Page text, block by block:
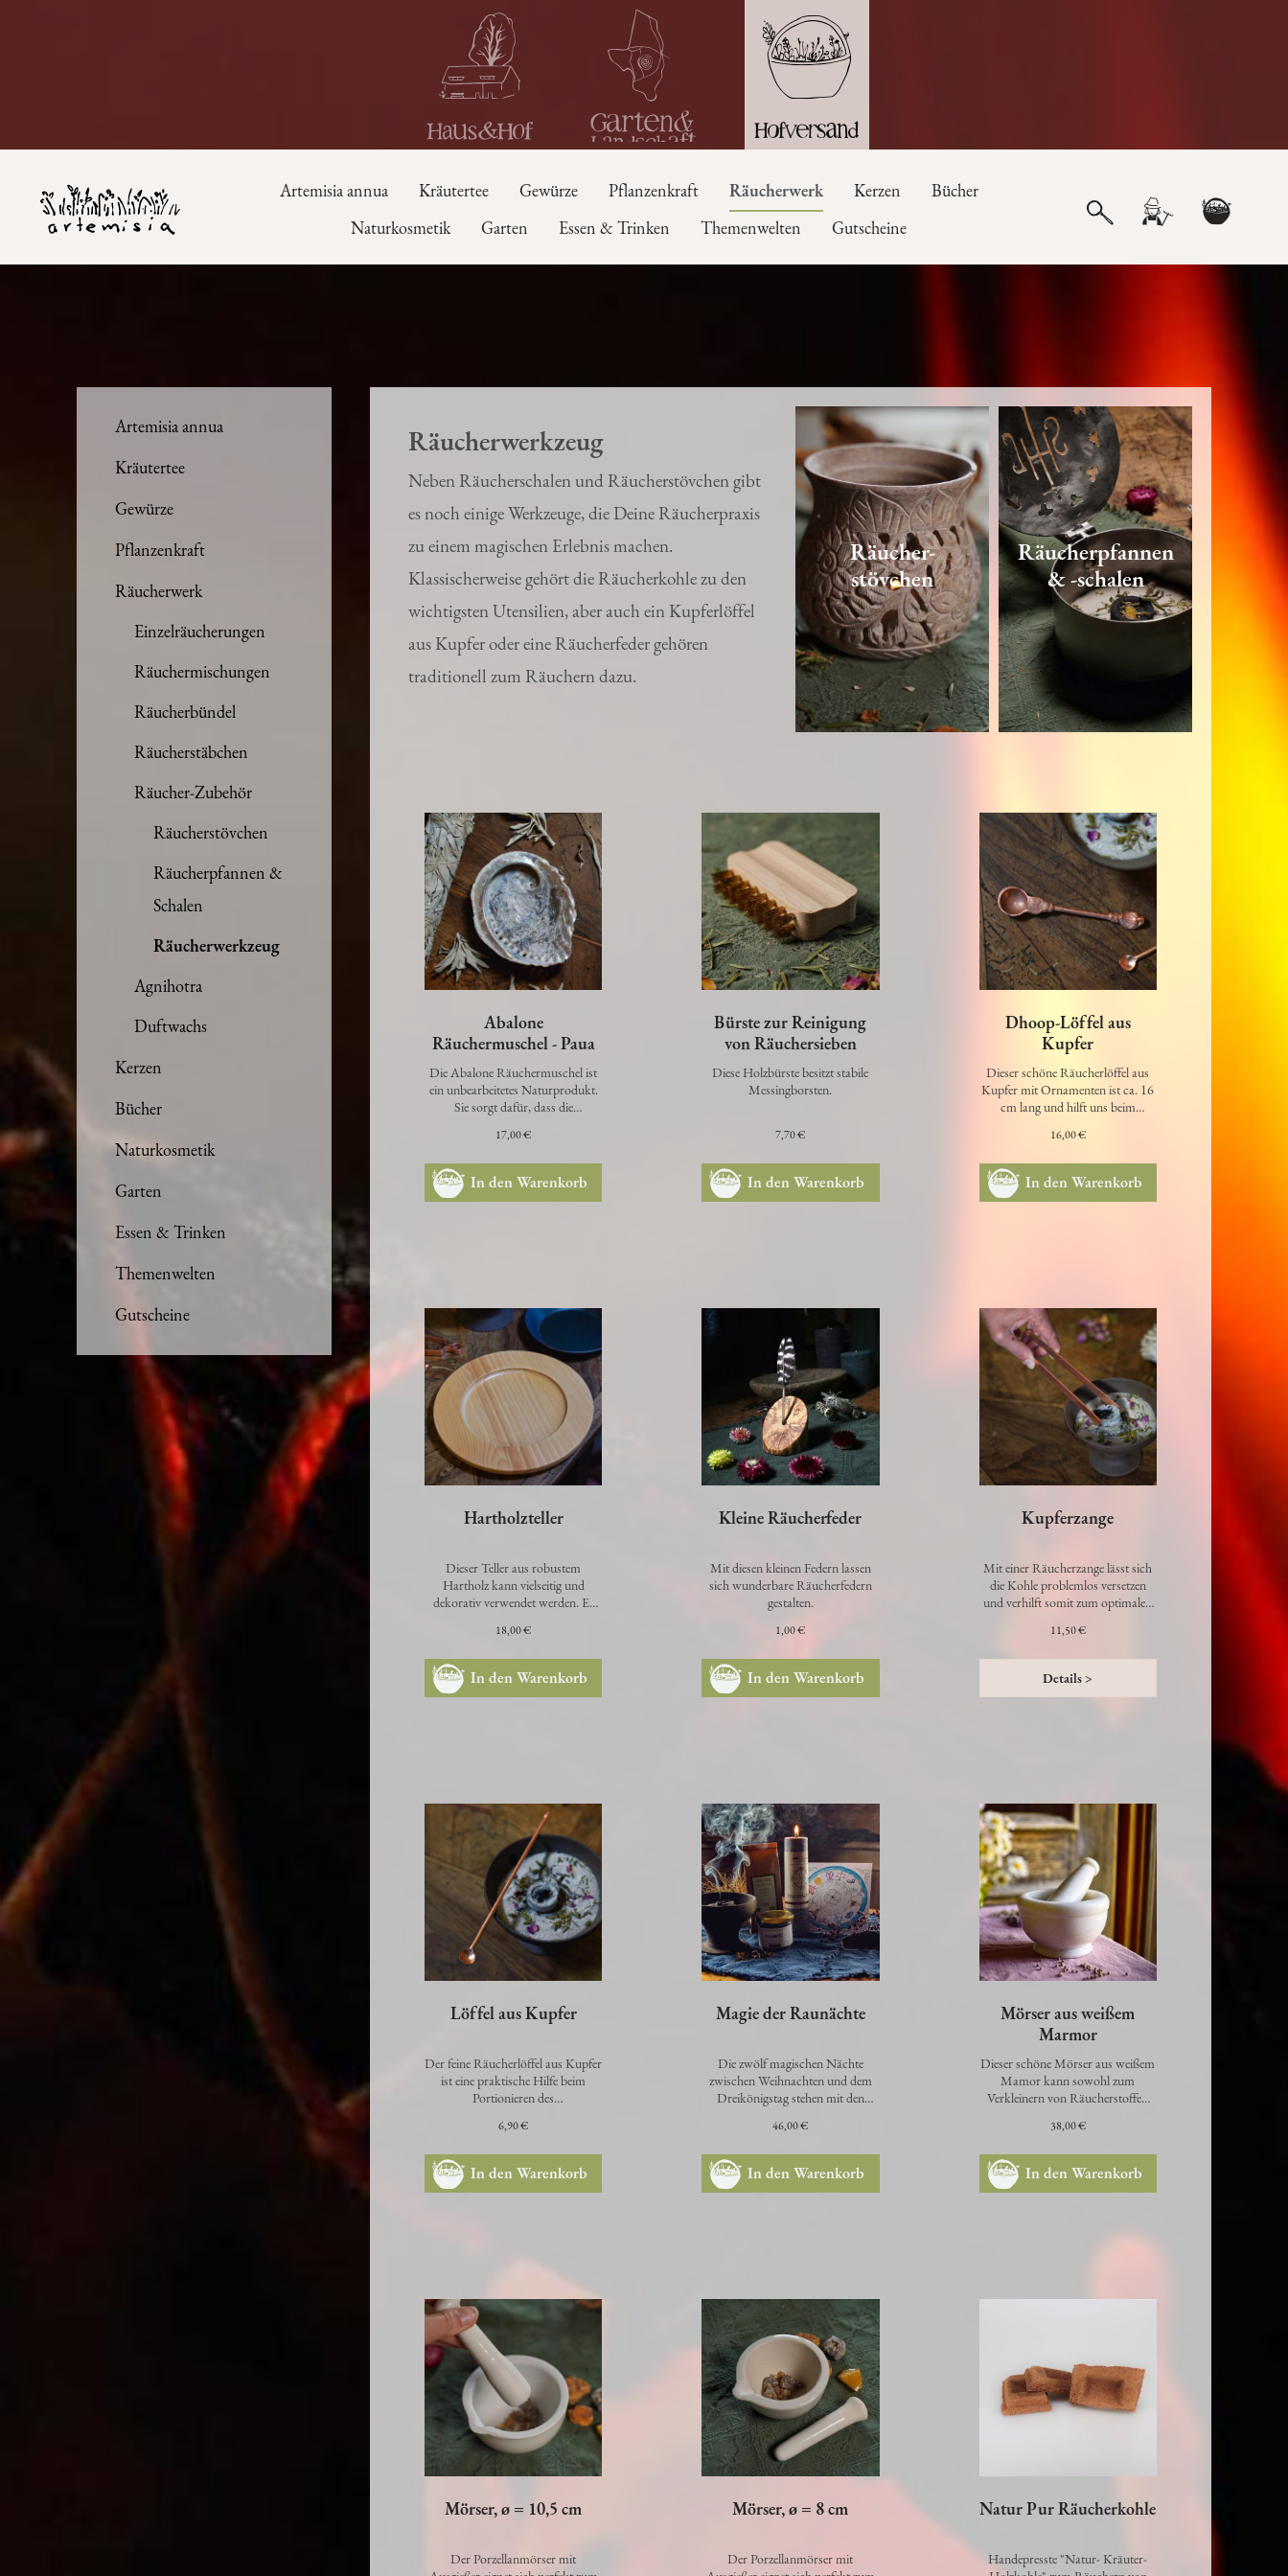
Artemisia annua Kräutertee Gewürze Pflanzenkraft Räucherwerk Kerzen
Bücher
Naturkosmetik
Garten Essen & Trinken Themenwelten Gutscheine
Artemisia annua
Kräutertee
Gewürze
Pflanzenkraft
Räucherwerk
Einzelräucherungen
Räuchermischungen
Räucherbündel
Räucherstäbchen
Räucher-Zubehör
Räucherstövchen
Räucherpfannen &
Schalen
Räucherwerkzeug
Agnihotra
Duftwachs
Kerzen
Bücher
Naturkosmetik
Garten
Essen & Trinken
Themenwelten
Gutscheine
Räucherwerkzeug
Neben Räucherschalen und Räucherstövchen gibt
es noch einige Werkzeuge, die Deine Räucherpraxis
zu einem magischen Erlebnis machen.
Klassischerweise gehört die Räucherkohle zu den
wichtigsten Utensilien, aber auch ein Kupferlöffel
aus Kupfer oder eine Räucherfeder gehören
traditionell zum Räuchern dazu.
Räucher-
stövchen
Räucherpfannen
& -schalen
Abalone
Räuchermuschel - Paua
Die Abalone Räuchermuschel ist
ein unbearbeitetes Naturprodukt.
Sie sorgt dafür, dass die
Räucherung ihre unverfälschte
17,00 €
In den Warenkorb
Bürste zur Reinigung
von Räuchersieben
Diese Holzbürste besitzt stabile
Messingborsten.
7,70 €
In den Warenkorb
Dhoop-Löffel aus
Kupfer
Dieser schöne Räucherlöffel aus
Kupfer mit Ornamenten ist ca. 16
cm lang und hilft uns beim
Portionieren des Räucherwerks.
16,00 €
In den Warenkorb
Hartholzteller
Dieser Teller aus robustem
Hartholz kann vielseitig und
dekorativ verwendet werden. Er
eignet sich ideal als Untersetzer
18,00 €
In den Warenkorb
Kleine Räucherfeder
Mit diesen kleinen Federn lassen
sich wunderbare Räucherfedern
gestalten.
1,00 €
In den Warenkorb
Kupferzange
Mit einer Räucherzange lässt sich
die Kohle problemlos versetzen
und verhilft somit zum optimalen
Verglühen des Räucherwerke…
11,50 €
Details >
Löffel aus Kupfer
Der feine Räucherlöffel aus Kupfer
ist eine praktische Hilfe beim
Portionieren des
Räucherwerks.Länge: ca. 13 cm
6,90 €
In den Warenkorb
Magie der Raunächte
Die zwölf magischen Nächte
zwischen Weihnachten und dem
Dreikönigstag stehen mit den
zwölf Monaten des folgenden
46,00 €
In den Warenkorb
Mörser aus weißem
Marmor
Dieser schöne Mörser aus weißem
Mamor kann sowohl zum
Verkleinern von Räucherstoffen
wie Hölzern, Harzen und Blüten,
38,00 €
In den Warenkorb
Mörser, ø = 10,5 cm
Der Porzellanmörser mit
Mörser, ø = 8 cm
Der Porzellanmörser mit
Natur Pur Räucherkohle
Handepresste "Natur- Kräuter-